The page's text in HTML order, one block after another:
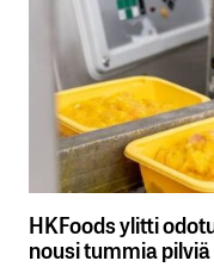
HKFoods ylitti
nousi tummia pilviä